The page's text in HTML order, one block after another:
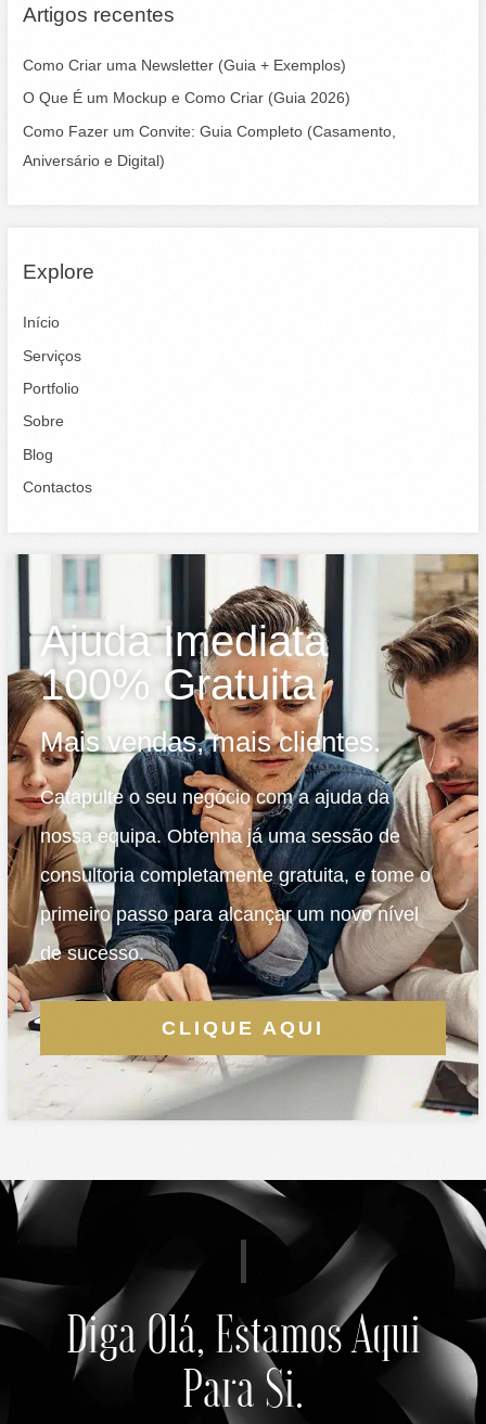
Artigos recentes
Como Criar uma Newsletter (Guia + Exemplos)
O Que É um Mockup e Como Criar (Guia 2026)
Como Fazer um Convite: Guia Completo (Casamento,
Aniversário e Digital)
Explore
Início
Serviços
Portfolio
Sobre
Blog
Contactos
Ajuda Imediata
100% Gratuita
Mais vendas, mais clientes.
Catapulte o seu negócio com a ajuda da
nossa equipa. Obtenha já uma sessão de
consultoria completamente gratuita, e tome o
primeiro passo para alcançar um novo nível
de sucesso.
CLIQUE AQUI
Diga Olá, Estamos Aqui
Para Si.